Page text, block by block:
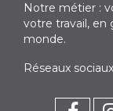
Notre métier :
votre travail, en
monde.
Réseaux sociaux